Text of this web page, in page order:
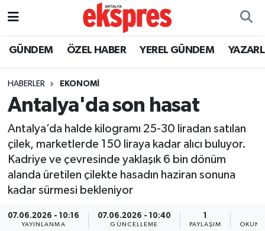
GÜNDEM ÖZEL HABER YEREL GÜNDEM
HABERLER EKONOMİ
Antalya'da son hasat
Antalya’da halde kilogramı 25-30 liradan satılan
çilek, marketlerde 150 liraya kadar alıcı buluyor.
Kadriye ve çevresinde yaklaşık 6 bin dönüm
alanda üretilen çilekte hasadın haziran sonuna
kadar sürmesi bekleniyor
07.06.2026 - 10:16
YAYINLANMA
07.06.2026 - 10:40
GÜNCELLEME
1
PAYLAŞIM
ÖZEL HABER
YEREL GÜNDEM
EKONOMİ
KÜLTÜR - SANAT
SPOR
SİYASET
Nöbetçi Eczaneler
Trafik Durumu
Süper Lig Puan Durumu ve Fikstür
Tüm Manşetler
Son Dakika Haberleri
Haber Arşivi